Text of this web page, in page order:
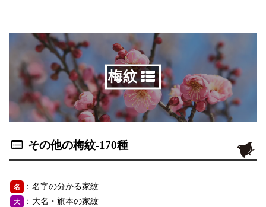
梅紋
その他の梅紋-170種
名 ：名字の分かる家紋
大 ：大名・旗本の家紋